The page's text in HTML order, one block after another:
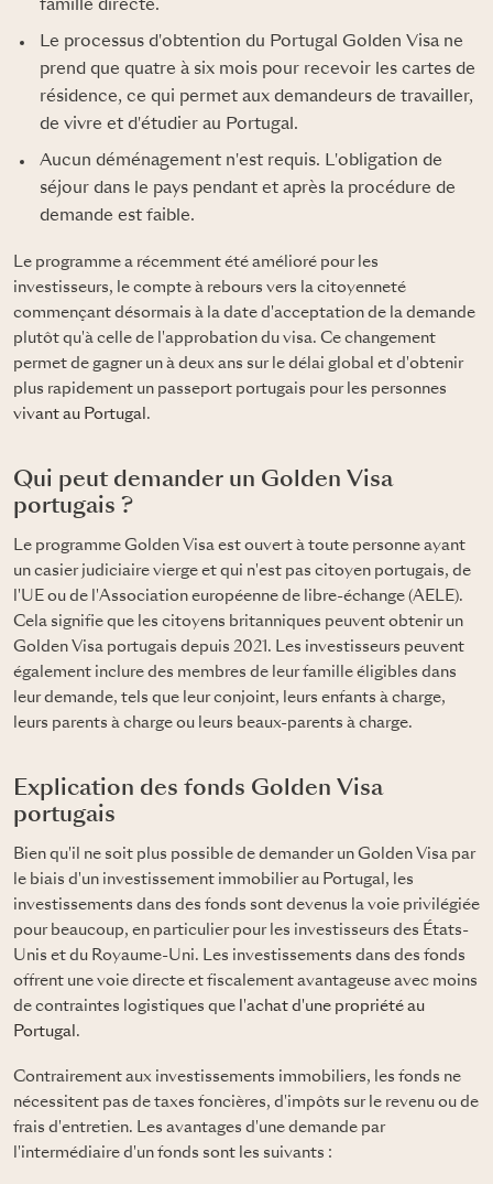
famille directe.
Le processus d'obtention du Portugal Golden Visa ne
prend que quatre à six mois pour recevoir les cartes de
résidence, ce qui permet aux demandeurs de travailler,
de vivre et d'étudier au Portugal.
Aucun déménagement n'est requis. L'obligation de
séjour dans le pays pendant et après la procédure de
demande est faible.
Le programme a récemment été amélioré pour les
investisseurs, le compte à rebours vers la citoyenneté
commençant désormais à la date d'acceptation de la demande
plutôt qu'à celle de l'approbation du visa. Ce changement
permet de gagner un à deux ans sur le délai global et d'obtenir
plus rapidement un passeport portugais pour les personnes
vivant au Portugal .
Qui peut demander un Golden Visa
portugais ?
Le programme Golden Visa est ouvert à toute personne ayant
un casier judiciaire vierge et qui n'est pas citoyen portugais, de
l'UE ou de l'Association européenne de libre-échange (AELE).
Cela signifie que les citoyens britanniques peuvent obtenir un
Golden Visa portugais depuis 2021. Les investisseurs peuvent
également inclure des membres de leur famille éligibles dans
leur demande, tels que leur conjoint, leurs enfants à charge,
leurs parents à charge ou leurs beaux-parents à charge.
Explication des fonds Golden Visa
portugais
Bien qu'il ne soit plus possible de demander un Golden Visa par
le biais d'un investissement immobilier au Portugal, les
investissements dans des fonds sont devenus la voie privilégiée
pour beaucoup, en particulier pour les investisseurs des États-
Unis et du Royaume-Uni. Les investissements dans des fonds
offrent une voie directe et fiscalement avantageuse avec moins
de contraintes logistiques que l'achat d'une propriété au
Portugal .
Contrairement aux investissements immobiliers, les fonds ne
nécessitent pas de taxes foncières, d'impôts sur le revenu ou de
frais d'entretien. Les avantages d'une demande par
l'intermédiaire d'un fonds sont les suivants :